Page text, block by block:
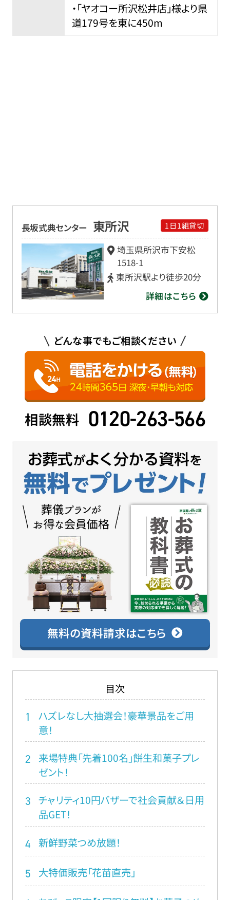
・「ヤオコー所沢松井店」様より県
道179号を東に450m
長坂式典センター 東所沢 1日1組貸切
埼玉県所沢市下安松
1518-1
東所沢駅より徒歩20分
詳細はこちら
どんな事でもご相談ください
相談無料 0120-263-566
無料の資料請求はこちら
目次
1
ハズレなし大抽選会！豪華景品をご用
意！
2
来場特典「先着100名」餅生和菓子プレ
ゼント！
3
チャリティ10円バザーで社会貢献＆日用
品GET！
4 新鮮野菜つめ放題！
5 大特価販売「花苗直売」